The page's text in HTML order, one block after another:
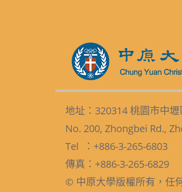
地址：320314 桃園市中
No. 200, Zhongbei Rd.,
Tel ：+886-3-265-6803
傳真：+886-3-265-6829
© 中原大學版權所有，任